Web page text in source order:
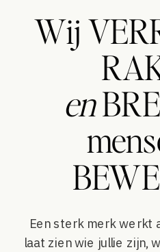
Wij
en
Een sterk merk werkt
laat zien wie jullie zijn,